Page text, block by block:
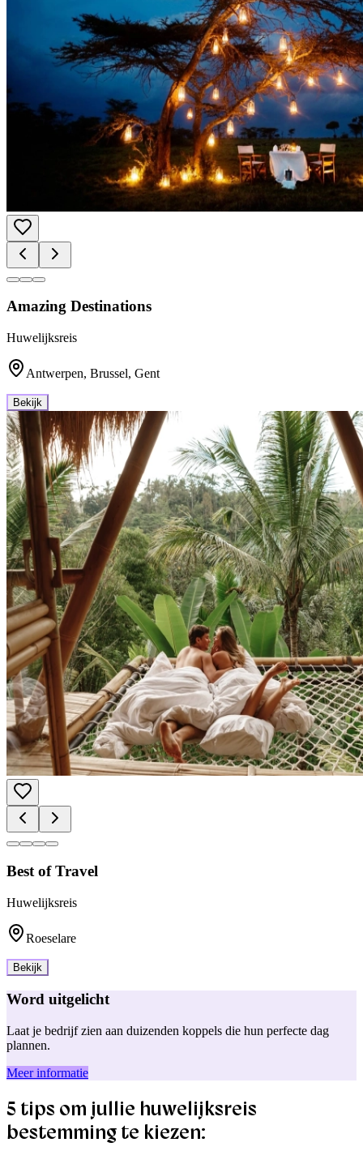
Amazing Destinations
Huwelijksreis
Antwerpen, Brussel, Gent
Bekijk
Best of Travel
Huwelijksreis
Roeselare
Bekijk
Word uitgelicht
Laat je bedrijf zien aan duizenden koppels die hun perfecte dag
plannen.
Meer informatie
5 tips om jullie huwelijksreis
bestemming te kiezen: